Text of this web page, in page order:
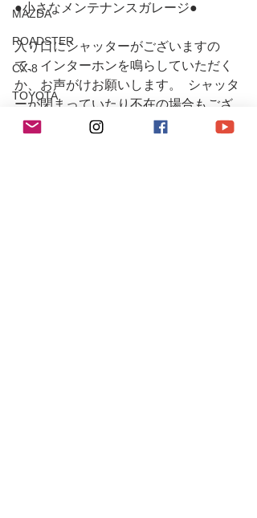
MAZDA
ROADSTER
CX-8
TOYOTA
80Supra
●小さなメンテナンスガレージ●
入り口にシャッターがございますの
で、インターホンを鳴らしていただく
か、お声がけお願いします。  シャッタ
ーが閉まっていたり不在の場合もござ
いますので、事前(当日可)にお電話また